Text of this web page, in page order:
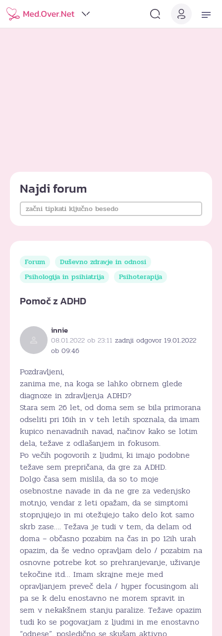
Najdi forum
Forum
Duševno zdravje in odnosi
Psihologija in psihiatrija
Psihoterapija
Pomoč z ADHD
innie
08.01.2022 ob 23:11 zadnji odgovor 19.01.2022
ob 09:46
Pozdravljeni,
zanima me, na koga se lahko obrnem glede
diagnoze in zdravljenja ADHD?
Stara sem 26 let, od doma sem se bila primorana
odseliti pri 16ih in v teh letih spoznala, da imam
kupico nenavadnih navad, načinov kako se lotim
dela, težave z odlašanjem in fokusom.
Po večih pogovorih z ljudmi, ki imajo podobne
težave sem prepričana, da gre za ADHD.
Dolgo časa sem mislila, da so to moje
osebnostne navade in da ne gre za vedenjsko
motnjo, vendar z leti opažam, da se simptomi
stopnjujejo in mi otežujejo tako delo kot samo
skrb zase…. Težava je tudi v tem, da delam od
doma – občasno pozabim na čas in po 12ih urah
opazim, da še vedno opravljam delo / pozabim na
osnovne potrebe kot so prehranjevanje, uživanje
tekočine itd… Imam skrajne meje med
opravljanjem preveč dela / hyper focusingom ali
pa se k delu enostavno ne morem spravit in
sem v nekakšnem stanju paralize. Težave opazim
tudi ko se pogovarjam z ljudmi in me enostavno
“odnese”, posledično se skušam aktivno